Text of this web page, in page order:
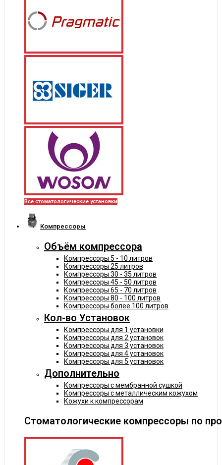
Все стоматологические установки
Компрессоры
Объём компрессора
Компрессоры 5 - 10 литров
Компрессоры 25 литров
Компрессоры 30 - 35 литров
Компрессоры 45 - 50 литров
Компрессоры 65 - 70 литров
Компрессоры 80 - 100 литров
Компрессоры более 100 литров
Кол-во Установок
Компрессоры для 1 установки
Компрессоры для 2 установок
Компрессоры для 3 установок
Компрессоры для 4 установок
Компрессоры для 5 установок
Дополнительно
Компрессоры с мембранной сушкой
Компрессоры с металлическим кожухом
Кожухи к компрессорам
Стоматологические компрессоры по